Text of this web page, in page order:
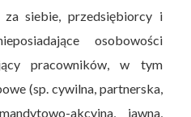
za siebie, przedsiębiorcy i
osobowości
pracowników, w tym
(sp. cywilna, partnerska,
akcyjna, jawna,